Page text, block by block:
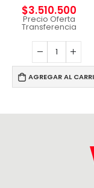
$3.510.500
Precio Oferta
Transferencia
AGREGAR AL